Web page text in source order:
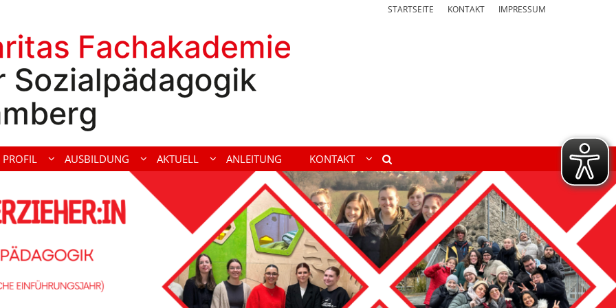
STARTSEITE KONTAKT IMPRESSUM
PROFIL AUSBILDUNG AKTUELL ANLEITUNG KONTAKT